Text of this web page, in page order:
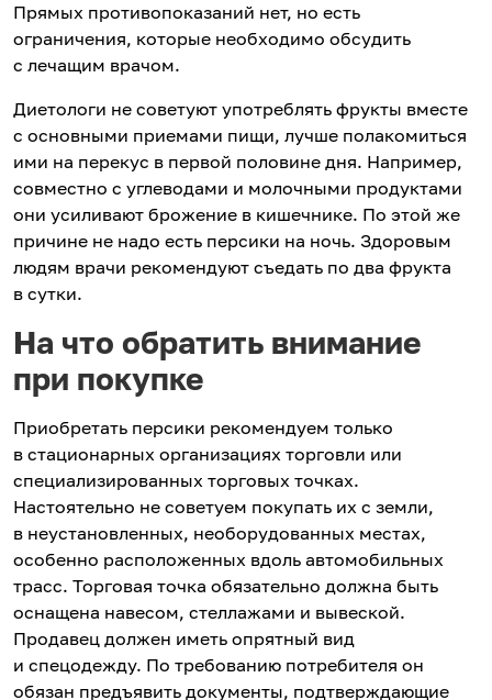
Прямых противопоказаний нет, но есть
ограничения, которые необходимо обсудить
с лечащим врачом.
Диетологи не советуют употреблять фрукты вместе
с основными приемами пищи, лучше полакомиться
ими на перекус в первой половине дня. Например,
совместно с углеводами и молочными продуктами
они усиливают брожение в кишечнике. По этой же
причине не надо есть персики на ночь. Здоровым
людям врачи рекомендуют съедать по два фрукта
в сутки.
На что обратить внимание
при покупке
Приобретать персики рекомендуем только
в стационарных организациях торговли или
специализированных торговых точках.
Настоятельно не советуем покупать их с земли,
в неустановленных, необорудованных местах,
особенно расположенных вдоль автомобильных
трасс. Торговая точка обязательно должна быть
оснащена навесом, стеллажами и вывеской.
Продавец должен иметь опрятный вид
и спецодежду. По требованию потребителя он
обязан предъявить документы, подтверждающие